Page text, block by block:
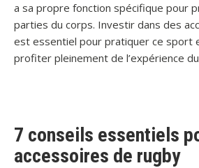
a sa propre fonction spécifique pour
parties du corps. Investir dans des
est essentiel pour pratiquer ce sport
profiter pleinement de l’expérience
7 conseils essentiels
accessoires de rugby